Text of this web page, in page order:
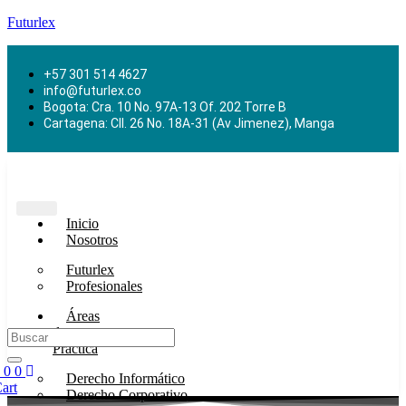
Futurlex
+57 301 514 4627
info@futurlex.co
Bogota: Cra. 10 No. 97A-13 Of. 202 Torre B
Cartagena: Cll. 26 No. 18A-31 (Av Jimenez), Manga
Inicio
Nosotros
Futurlex
Profesionales
Áreas
de
Práctica
Derecho Informático
Derecho Corporativo,
0 0